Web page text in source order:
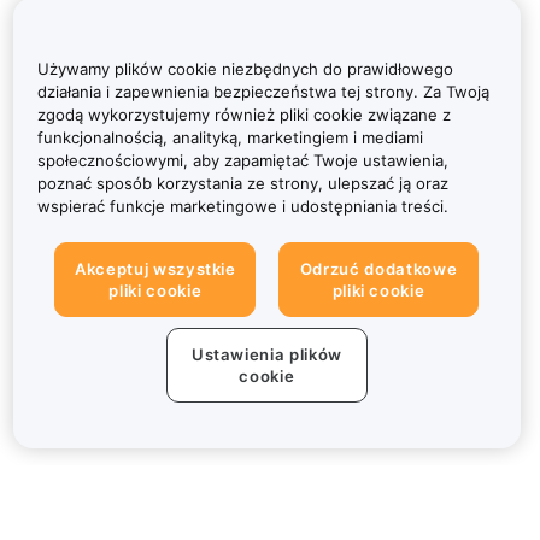
Używamy plików cookie niezbędnych do prawidłowego
działania i zapewnienia bezpieczeństwa tej strony. Za Twoją
zgodą wykorzystujemy również pliki cookie związane z
funkcjonalnością, analityką, marketingiem i mediami
społecznościowymi, aby zapamiętać Twoje ustawienia,
poznać sposób korzystania ze strony, ulepszać ją oraz
wspierać funkcje marketingowe i udostępniania treści.
Akceptuj wszystkie
pliki cookie
Odrzuć dodatkowe
pliki cookie
Ustawienia plików
cookie